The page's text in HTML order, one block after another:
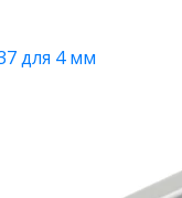
для 4 мм